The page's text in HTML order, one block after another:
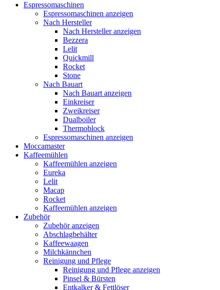
Espressomaschinen
Espressomaschinen anzeigen
Nach Hersteller
Nach Hersteller anzeigen
Bezzera
Lelit
Quickmill
Rocket
Stone
Nach Bauart
Nach Bauart anzeigen
Einkreiser
Zweikreiser
Dualboiler
Thermoblock
Espressomaschinen anzeigen
Moccamaster
Kaffeemühlen
Kaffeemühlen anzeigen
Eureka
Lelit
Macap
Rocket
Kaffeemühlen anzeigen
Zubehör
Zubehör anzeigen
Abschlagbehälter
Kaffeewaagen
Milchkännchen
Reinigung und Pflege
Reinigung und Pflege anzeigen
Pinsel & Bürsten
Entkalker & Fettlöser